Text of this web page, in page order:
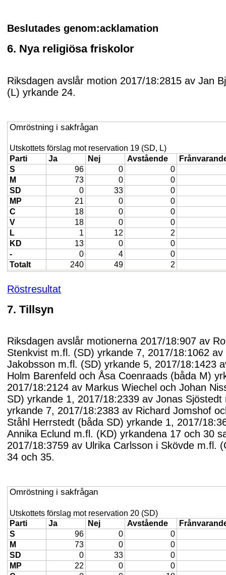
Beslutades genom:acklamation
6. Nya religiösa friskolor
Riksdagen avslår motion 2017/18:2815 av Jan
(L) yrkande 24.
Omröstning i sakfrågan
Utskottets förslag mot reservation 19 (SD, L)
Parti
Ja Nej Avstående
S
96 0
0
M
73 0
0
SD
0 33
0
MP
21 0
0
C
18 0
0
V
18 0
0
L
1 12
2
KD
13 0
0
-
0 4
0
Totalt
240 49 2
Röstresultat
7. Tillsyn
Riksdagen avslår motionerna 2017/18:907 av
Stenkvist m.fl. (SD) yrkande 7, 2017/18:1062 av
Jakobsson m.fl. (SD) yrkande 5, 2017/18:1423
Holm Barenfeld och Åsa Coenraads (båda M)
2017/18:2124 av Markus Wiechel och Johan
SD) yrkande 1, 2017/18:2339 av Jonas Sjöstedt
yrkande 7, 2017/18:2383 av Richard Jomshof
Ståhl Herrstedt (båda SD) yrkande 1, 2017/
Annika Eclund m.fl. (KD) yrkandena 17 och 30
2017/18:3759 av Ulrika Carlsson i Skövde m.fl.
34 och 35.
Omröstning i sakfrågan
Utskottets förslag mot reservation 20 (SD)
Parti
Ja Nej Avstående
S
96 0
0
M
73 0
0
SD
0 33
0
MP
22 0
0